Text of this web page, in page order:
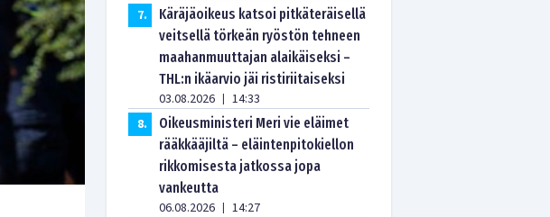
7.
Käräjäoikeus katsoi pitkäteräisellä
veitsellä törkeän ryöstön tehneen
maahanmuuttajan alaikäiseksi –
THL:n ikäarvio jäi ristiriitaiseksi
03.08.2026 | 14:33
8.
Oikeusministeri Meri vie eläimet
rääkkääjiltä – eläintenpitokiellon
rikkomisesta jatkossa jopa
vankeutta
06.08.2026 | 14:27